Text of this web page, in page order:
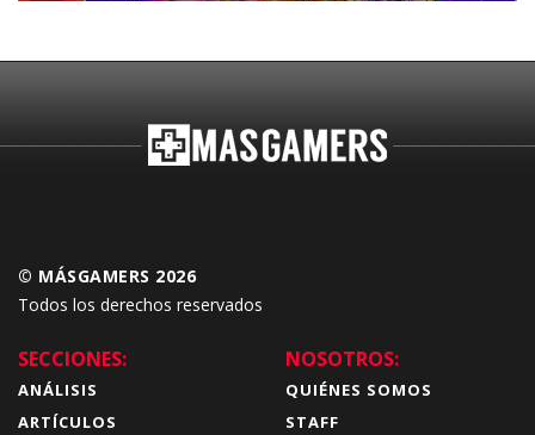
© MÁSGAMERS 2026
Todos los derechos reservados
SECCIONES:
ANÁLISIS
ARTÍCULOS
NOSOTROS:
QUIÉNES SOMOS
STAFF